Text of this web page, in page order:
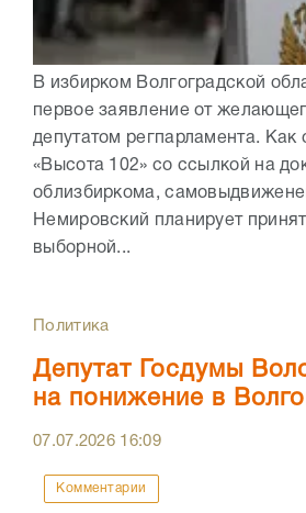
В избирком Волгоградской
первое заявление от
депутатом регпарламента.
«Высота 102» со ссылкой на
облизбиркома,
Немировский планирует
выборной...
Политика
Депутат Госдумы
на понижение в
07.07.2026 16:09
Комментарии